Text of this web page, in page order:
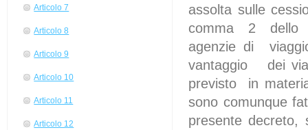
Articolo 7
Articolo 8
Articolo 9
Articolo 10
Articolo 11
Articolo 12
assolta sulle
comma 2 dello
agenzie di
vantaggio dei
previsto in
sono comunque
presente